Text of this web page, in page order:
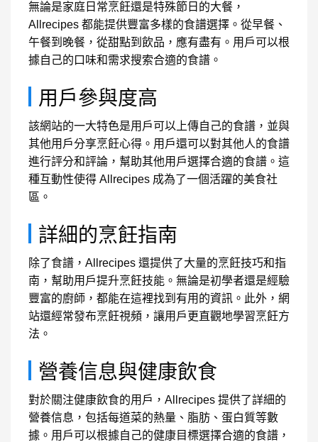
無論是家庭日常烹飪還是特殊節日的大餐，
Allrecipes 都能提供豐富多樣的食譜選擇。從早餐、
午餐到晚餐，從甜點到飲品，應有盡有。用戶可以根
據自己的口味和需求搜索合適的食譜。
用戶參與度高
該網站的一大特色是用戶可以上傳自己的食譜，並與
其他用戶分享烹飪心得。用戶還可以對其他人的食譜
進行評分和評論，幫助其他用戶選擇合適的食譜。這
種互動性使得 Allrecipes 成為了一個活躍的美食社
區。
詳細的烹飪指南
除了食譜，Allrecipes 還提供了大量的烹飪技巧和指
南，幫助用戶提升烹飪技能。無論是初學者還是經驗
豐富的廚師，都能在這裡找到有用的資訊。此外，網
站還經常發布烹飪視頻，讓用戶更直觀地學習烹飪方
法。
營養信息與健康飲食
對於關注健康飲食的用戶，Allrecipes 提供了詳細的
營養信息，包括每道菜的熱量、脂肪、蛋白質等數
據。用戶可以根據自己的健康目標選擇合適的食譜，